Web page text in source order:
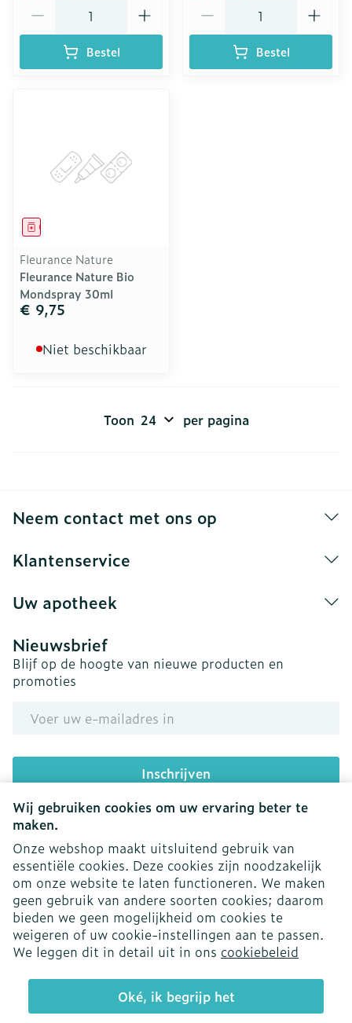
Wij gebruiken cookies om uw ervaring beter te
maken.
Onze webshop maakt uitsluitend gebruik van
essentiële cookies. Deze cookies zijn noodzakelijk
om onze website te laten functioneren. We maken
geen gebruik van andere soorten cookies; daarom
bieden we geen mogelijkheid om cookies te
weigeren of uw cookie-instellingen aan te passen.
We leggen dit in detail uit in ons cookiebeleid
Oké, ik begrijp het
Bestel Bestel
Geneesmiddel
Fleurance Nature
Fleurance Nature Bio
Mondspray 30ml
€ 9,75
Niet beschikbaar
Toon per pagina
Neem contact met ons op
Klantenservice
Uw apotheek
Nieuwsbrief
Blijf op de hoogte van nieuwe producten en
promoties
Inschrijven
Door op inschrijven te klikken, schrijft u zich in voor onze
nieuwsbrief en gaat u akkoord met onze
Juridische links